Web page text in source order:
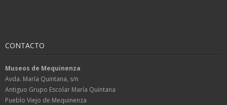
CONTACTO
Museos de Mequinenza
Avda. María Quintana, s/n
Antiguo Grupo Escolar María Quintana
Pueblo Viejo de Mequinenza